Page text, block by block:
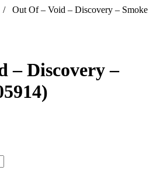
/ Out Of – Void – Discovery – Smoke
– Discovery –